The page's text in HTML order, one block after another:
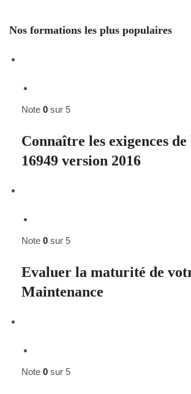
Nos formations les plus populaires
Note 0 sur 5
Connaître les exigences
16949 version 2016
Note 0 sur 5
Evaluer la maturité de
Maintenance
Note 0 sur 5